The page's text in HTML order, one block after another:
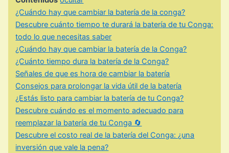
¿Cuándo hay que cambiar la batería de la conga?
Descubre cuánto tiempo te durará la batería de tu Conga:
todo lo que necesitas saber
¿Cuándo hay que cambiar la batería de la Conga?
¿Cuánto tiempo dura la batería de la Conga?
Señales de que es hora de cambiar la batería
Consejos para prolongar la vida útil de la batería
¿Estás listo para cambiar la batería de tu Conga?
Descubre cuándo es el momento adecuado para
reemplazar la batería de tu Conga 🔄
Descubre el costo real de la batería del Conga: ¿una
inversión que vale la pena?